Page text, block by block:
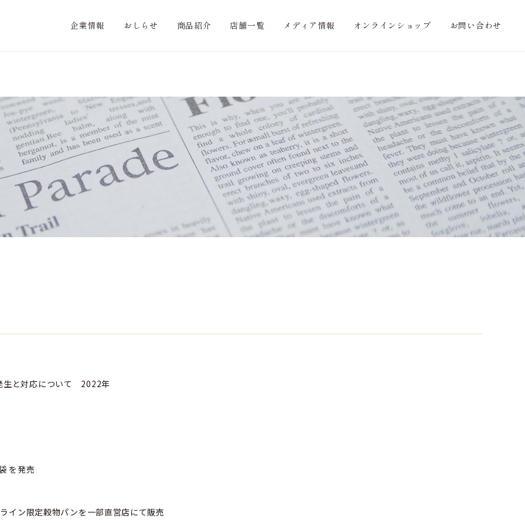
企業情報 おしらせ 商品紹介 店舗一覧 メディア情報 オンラインショップ お問い合わせ
生と対応について 2022年
を発売
イン限定穀物パンを一部直営店にて販売